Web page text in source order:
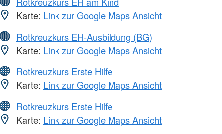
Karte: Link zur Google Maps Ansicht
Rotkreuzkurs EH-Ausbildung (BG)
Karte: Link zur Google Maps Ansicht
Rotkreuzkurs Erste Hilfe
Karte: Link zur Google Maps Ansicht
Rotkreuzkurs Erste Hilfe
Karte: Link zur Google Maps Ansicht